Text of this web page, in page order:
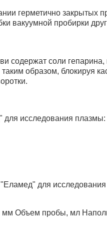
герметично
вакуумной пробирки
соли
образом, блокируя
исследования плазмы:
"Еламед" для
мм Объем пробы, мл